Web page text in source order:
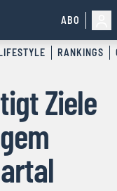
ABO
RANKINGS
Ziele